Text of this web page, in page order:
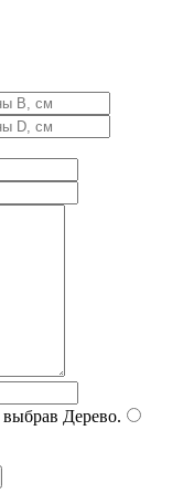
Дерево.